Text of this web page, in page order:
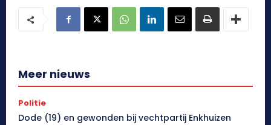
Meer nieuws
Politie
Dode (19) en gewonden bij vechtpartij Enkhuizen